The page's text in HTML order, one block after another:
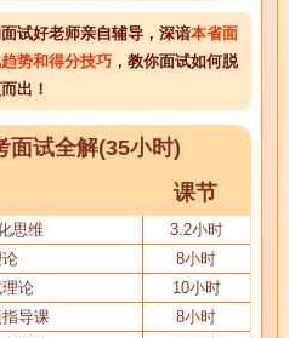
试好老师亲自辅导，深谙本省面
势和得分技巧，教你面试如何脱
出！
面试全解(35小时)
课节
思维
3.2小时
8小时
论
10小时
导课
8小时